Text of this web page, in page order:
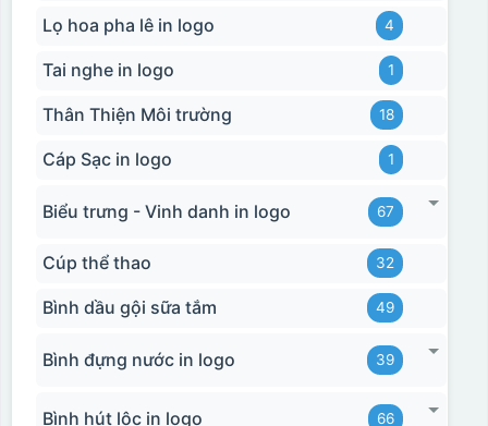
Lọ hoa pha lê in logo 4
Tai nghe in logo 1
Thân Thiện Môi trường 18
Cáp Sạc in logo 1
Biểu trưng - Vinh danh in logo 67
Cúp thể thao 32
Bình dầu gội sữa tắm 49
Bình đựng nước in logo 39
Bình hút lộc in logo 66